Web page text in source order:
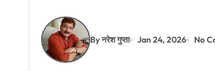
By नरेश गुप्ता Jan 24, 2026 No